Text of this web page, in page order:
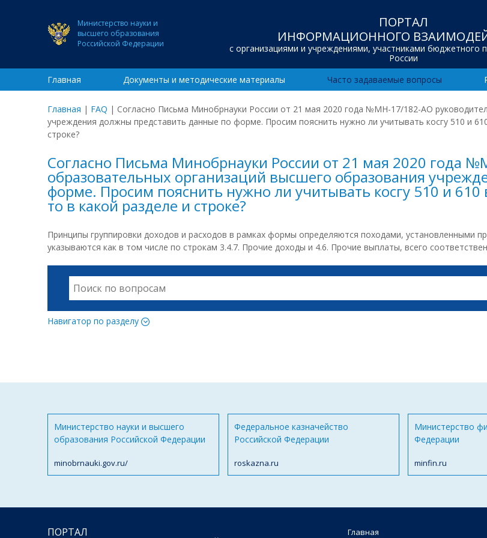
Министерство науки и
высшего образования
Российской Федерации
ПОРТАЛ
ИНФОРМАЦИОННОГО
с организациями и учреждениями, участниками бюджетного
России
Главная Документы и методические материалы Часто задаваемые вопросы
Главная | FAQ | Согласно Письма Минобрнауки России от 21 мая 2020 года №МН-17/182-АО
учреждения должны представить данные по форме. Просим пояснить нужно ли учитывать косгу 510 и
строке?
Согласно Письма Минобрнауки России от 21 мая 2020 года
образовательных организаций высшего образования
форме. Просим пояснить нужно ли учитывать косгу 510 и
то в какой разделе и строке?
Принципы группировки доходов и расходов в рамках формы определяются походами,
указываются как в том числе по строкам 3.4.7. Прочие доходы и 4.6. Прочие выплаты, всего
Навигатор по разделу
Министерство науки и высшего
образования Российской Федерации
minobrnauki.gov.ru/
Федеральное казначейство
Российской Федерации
roskazna.ru
Министерство
Федерации
minfin.ru
ПОРТАЛ
Главная